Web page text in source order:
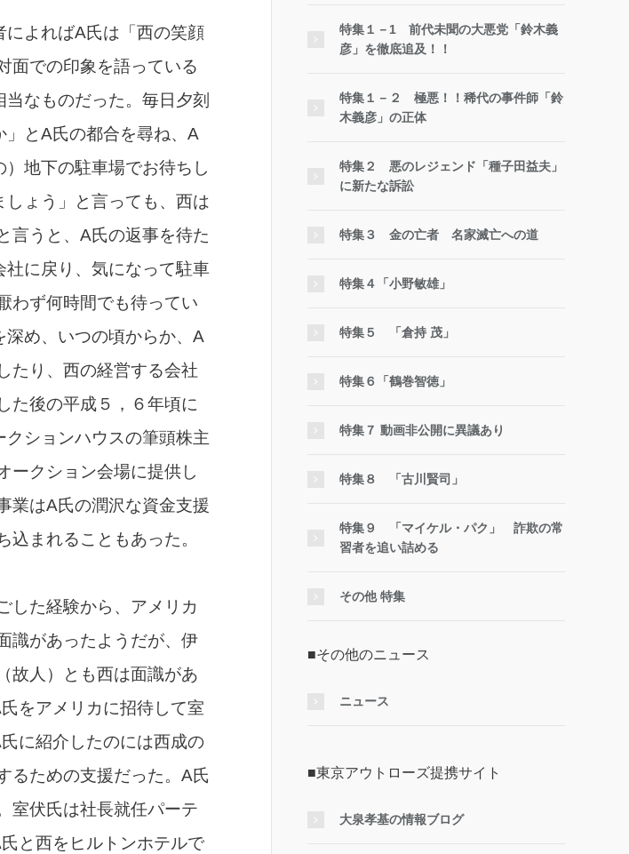
よればA氏は「西の笑顔
面での印象を語っている
なものだった。毎日夕刻
とA氏の都合を尋ね、A
地下の駐車場でお待ちし
ょう」と言っても、西は
言うと、A氏の返事を待た
に戻り、気になって駐車
わず何時間でも待ってい
め、いつの頃からか、A
たり、西の経営する会社
た後の平成５，６年頃に
ションハウスの筆頭株主
ークション会場に提供し
業はA氏の潤沢な資金支援
まれることもあった。
した経験から、アメリカ
識があったようだが、伊
故人）とも西は面識があ
をアメリカに招待して室
に紹介したのには西成の
るための支援だった。A氏
室伏氏は社長就任パーテ
と西をヒルトンホテルで
特集１－1 前代未聞の大悪党「鈴木義
彦」を徹底追及！！
特集１－２ 極悪！！稀代の事件師「鈴
木義彦」の正体
特集２ 悪のレジェンド「種子田益夫」
に新たな訴訟
特集３ 金の亡者 名家滅亡への道
特集４「小野敏雄」
特集５ 「倉持 茂」
特集６「鶴巻智徳」
特集７ 動画非公開に異議あり
特集８ 「古川賢司」
特集９ 「マイケル・パク」 詐欺の常
習者を追い詰める
その他 特集
■その他のニュース
ニュース
■東京アウトローズ提携サイト
大泉孝基の情報ブログ